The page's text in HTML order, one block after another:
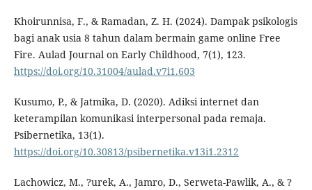
Khoirunnisa, F., & Ramadan, Z. H. (2024). Dampak psikologis
bagi anak usia 8 tahun dalam bermain game online Free
Fire. Aulad Journal on Early Childhood, 7(1), 123.
https://doi.org/10.31004/aulad.v7i1.603
Kusumo, P., & Jatmika, D. (2020). Adiksi internet dan
keterampilan komunikasi interpersonal pada remaja.
Psibernetika, 13(1).
https://doi.org/10.30813/psibernetika.v13i1.2312
Lachowicz, M., ?urek, A., Jamro, D., Serweta-Pawlik, A., & ?